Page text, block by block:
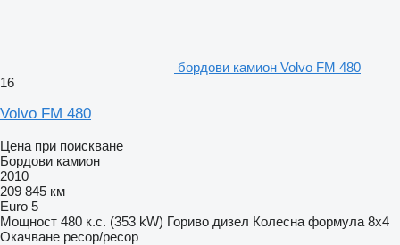
бордови камион Volvo FM 480
16
Volvo FM 480
Цена при поискване
Бордови камион
2010
209 845 км
Euro 5
Мощност 480 к.с. (353 kW) Гориво дизел Колесна формула 8x4
Окачване ресор/ресор